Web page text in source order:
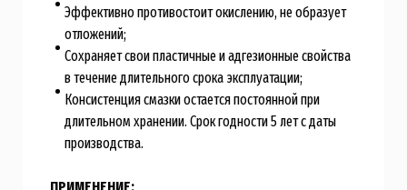
Эффективно противостоит окислению, не образует
отложений;
Сохраняет свои пластичные и адгезионные свойства
в течение длительного срока эксплуатации;
Консистенция смазки остается постоянной при
длительном хранении. Срок годности 5 лет с даты
производства.